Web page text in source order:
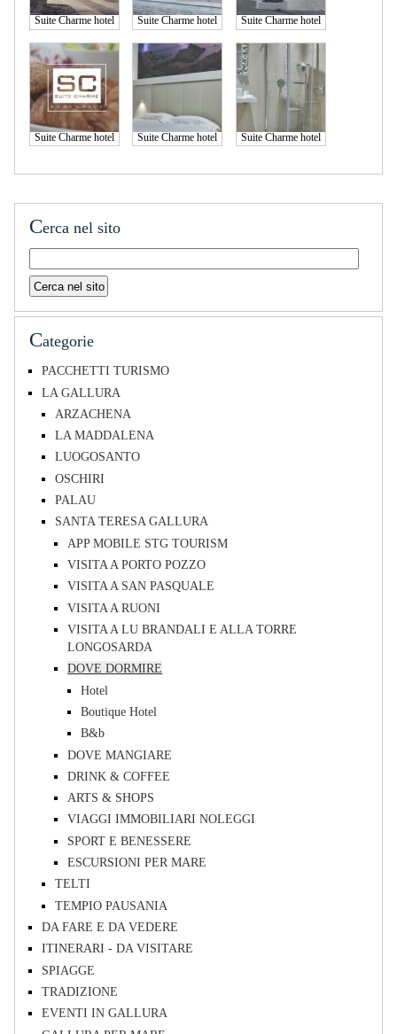
Suite Charme hotel Suite Charme hotel Suite Charme hotel
Suite Charme hotel Suite Charme hotel Suite Charme hotel
Cerca nel sito
Categorie
PACCHETTI TURISMO
LA GALLURA
ARZACHENA
LA MADDALENA
LUOGOSANTO
OSCHIRI
PALAU
SANTA TERESA GALLURA
APP MOBILE STG TOURISM
VISITA A PORTO POZZO
VISITA A SAN PASQUALE
VISITA A RUONI
VISITA A LU BRANDALI E ALLA TORRE
LONGOSARDA
DOVE DORMIRE
Hotel
Boutique Hotel
B&b
DOVE MANGIARE
DRINK & COFFEE
ARTS & SHOPS
VIAGGI IMMOBILIARI NOLEGGI
SPORT E BENESSERE
ESCURSIONI PER MARE
TELTI
TEMPIO PAUSANIA
DA FARE E DA VEDERE
ITINERARI - DA VISITARE
SPIAGGE
TRADIZIONE
EVENTI IN GALLURA